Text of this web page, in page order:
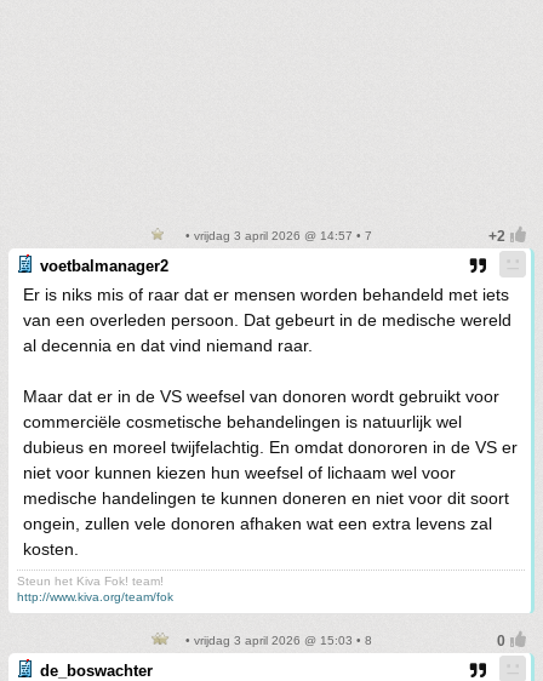
• vrijdag 3 april 2026 @ 14:57 • 7
voetbalmanager2
Er is niks mis of raar dat er mensen worden behandeld met iets
van een overleden persoon. Dat gebeurt in de medische wereld
al decennia en dat vind niemand raar.
Maar dat er in de VS weefsel van donoren wordt gebruikt voor
commerciële cosmetische behandelingen is natuurlijk wel
dubieus en moreel twijfelachtig. En omdat donororen in de VS er
niet voor kunnen kiezen hun weefsel of lichaam wel voor
medische handelingen te kunnen doneren en niet voor dit soort
ongein, zullen vele donoren afhaken wat een extra levens zal
kosten.
Steun het Kiva Fok! team!
http://www.kiva.org/team/fok
• vrijdag 3 april 2026 @ 15:03 • 8
de_boswachter